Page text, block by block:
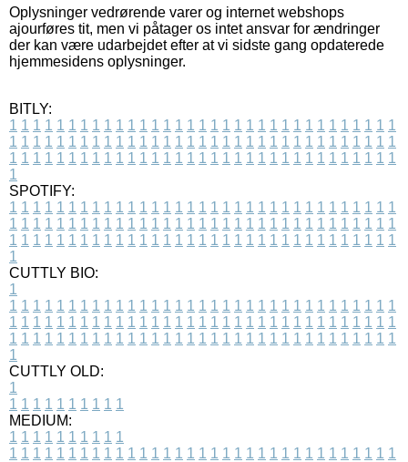
Oplysninger vedrørende varer og internet webshops
ajourføres tit, men vi påtager os intet ansvar for ændringer
der kan være udarbejdet efter at vi sidste gang opdaterede
hjemmesidens oplysninger.
BITLY:
1 1 1 1 1 1 1 1 1 1 1 1 1 1 1 1 1 1 1 1 1 1 1 1 1 1 1 1 1 1 1 1 1
1 1 1 1 1 1 1 1 1 1 1 1 1 1 1 1 1 1 1 1 1 1 1 1 1 1 1 1 1 1 1 1 1
1 1 1 1 1 1 1 1 1 1 1 1 1 1 1 1 1 1 1 1 1 1 1 1 1 1 1 1 1 1 1 1 1
1
SPOTIFY:
1 1 1 1 1 1 1 1 1 1 1 1 1 1 1 1 1 1 1 1 1 1 1 1 1 1 1 1 1 1 1 1 1
1 1 1 1 1 1 1 1 1 1 1 1 1 1 1 1 1 1 1 1 1 1 1 1 1 1 1 1 1 1 1 1 1
1 1 1 1 1 1 1 1 1 1 1 1 1 1 1 1 1 1 1 1 1 1 1 1 1 1 1 1 1 1 1 1 1
1
CUTTLY BIO:
1
1 1 1 1 1 1 1 1 1 1 1 1 1 1 1 1 1 1 1 1 1 1 1 1 1 1 1 1 1 1 1 1 1
1 1 1 1 1 1 1 1 1 1 1 1 1 1 1 1 1 1 1 1 1 1 1 1 1 1 1 1 1 1 1 1 1
1 1 1 1 1 1 1 1 1 1 1 1 1 1 1 1 1 1 1 1 1 1 1 1 1 1 1 1 1 1 1 1 1
1
CUTTLY OLD:
1
1 1 1 1 1 1 1 1 1 1
MEDIUM:
1 1 1 1 1 1 1 1 1 1
1 1 1 1 1 1 1 1 1 1 1 1 1 1 1 1 1 1 1 1 1 1 1 1 1 1 1 1 1 1 1 1 1